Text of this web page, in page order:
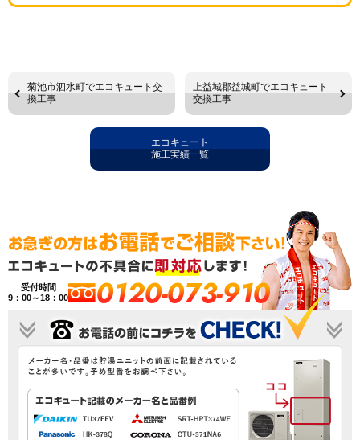
菊池市泗水町でエコキュート交
換工事
上益城郡益城町でエコキュート
交換工事
エコキュート
施工実績一覧
受付時間
9：00～18：00
0120-073-910